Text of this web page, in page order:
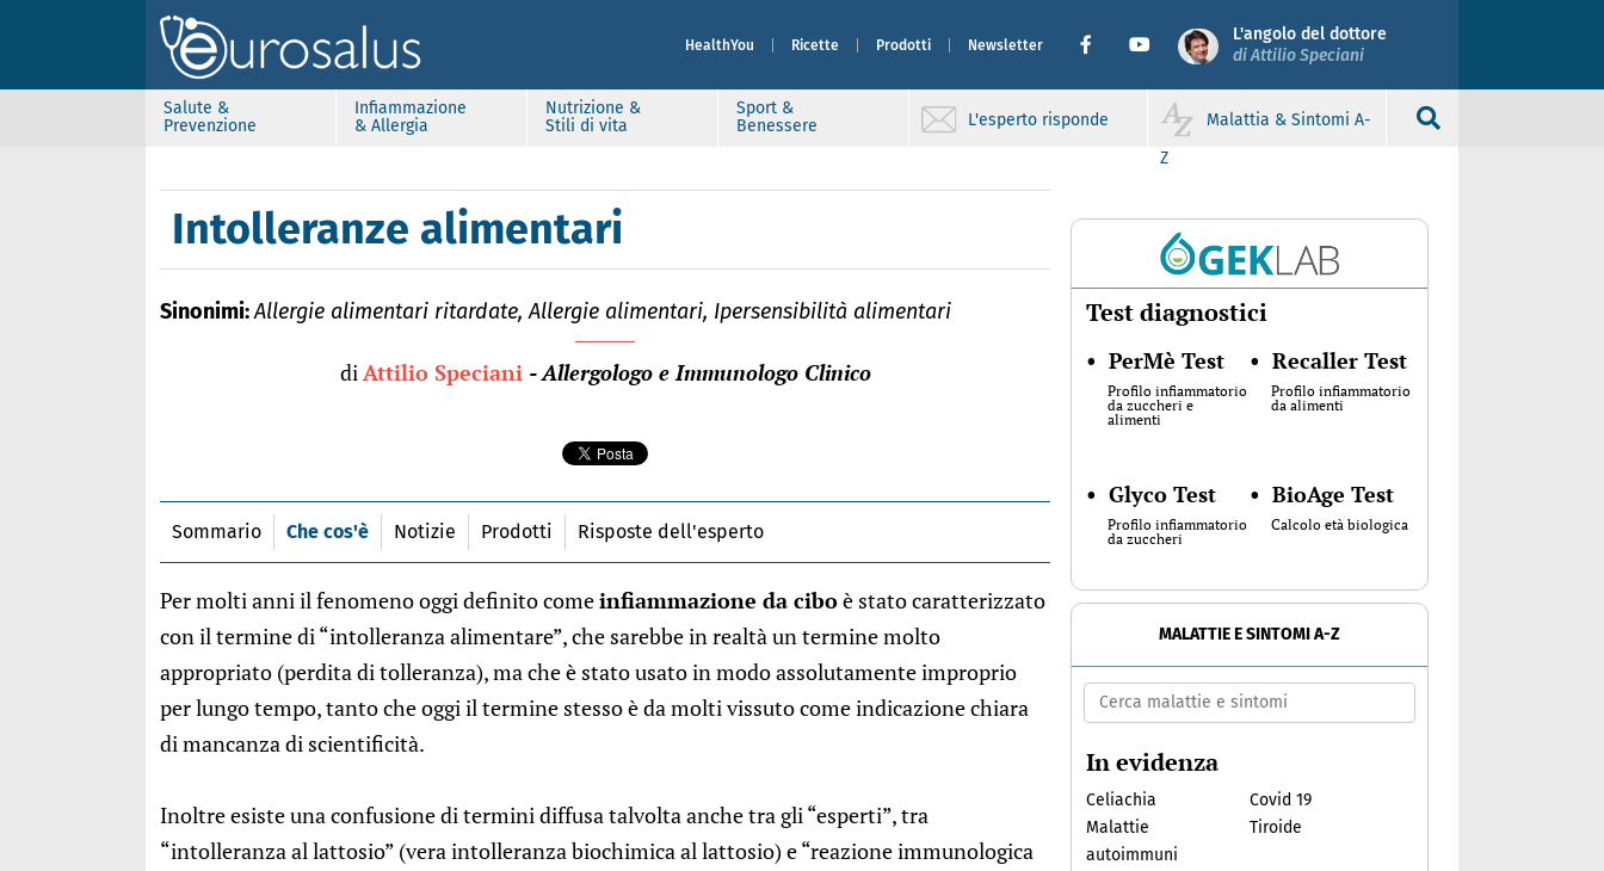
HealthYou Ricette Prodotti Newsletter
L'angolo del dottore
di Attilio Speciani
Salute &
Prevenzione
Infiammazione
& Allergia
Nutrizione &
Stili di vita
Sport &
Benessere
L'esperto risponde
Malattia & Sintomi A-
Z
Intolleranze alimentari
Sinonimi:Allergie alimentari ritardate, Allergie alimentari, Ipersensibilità alimentari
diAttilio Speciani - Allergologo e Immunologo Clinico
Sommario Che cos'è Notizie Prodotti Risposte dell'esperto
Per molti anni il fenomeno oggi definito comeinfiammazione da ciboè stato caratterizzato
con il termine di “intolleranza alimentare”, che sarebbe in realtà un termine molto
appropriato (perdita di tolleranza), ma che è stato usato in modo assolutamente improprio
per lungo tempo, tanto che oggi il termine stesso è da molti vissuto come indicazione chiara
di mancanza di scientificità.
Inoltre esiste una confusione di termini diffusa talvolta anche tra gli “esperti”, tra
“intolleranza al lattosio” (vera intolleranza biochimica al lattosio) e “reazione immunologica
Test diagnostici
• PerMè Test
Profilo infiammatorio
da zuccheri e
alimenti
• Recaller Test
Profilo infiammatorio
da alimenti
• Glyco Test
Profilo infiammatorio
da zuccheri
• BioAge Test
Calcolo età biologica
MALATTIE E SINTOMI A-Z
In evidenza
Celiachia
Covid 19
Malattie
autoimmuni
Tiroide